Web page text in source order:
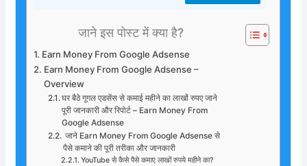
जाने इस पोस्ट में क्या है?
Earn Money From Google Adsense
Earn Money From Google Adsense –
Overview
घर बैठे गूगल एडसेंस से कमाई महीने का लाखों रुपए जाने
पूरी जानकारी और रिपोर्ट – Earn Money From
Google Adsense
जाने Earn Money From Google Adsense से
पैसे कमाने की पूरी तरीका और जानकारी
YouTube से कैसे पैसे कमाए लाखों रुपये महीने का?